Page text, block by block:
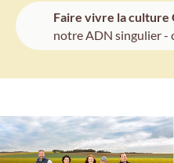
Faire vivre la culture
notre ADN singulier -